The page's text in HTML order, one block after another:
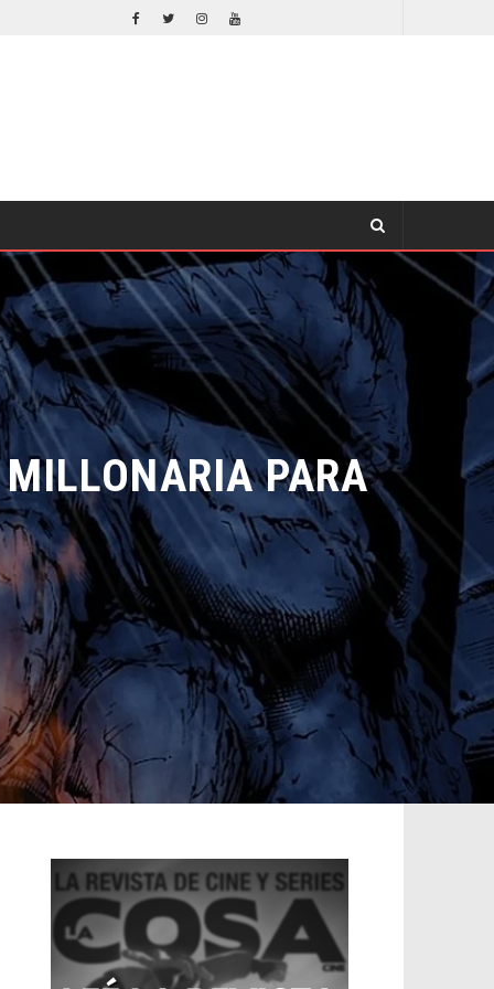
ORLANDO BLOOM AFIRMA HABER RECHAZADO SER BATMAN
PARA